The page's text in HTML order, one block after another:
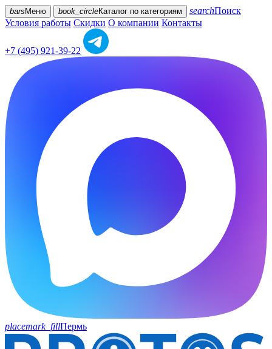
bars Меню book_circleКаталог по категориям searchПоиск
Условия работы Скидки О компании Контакты
+7 (495) 921-39-22
placemark_fillПермь